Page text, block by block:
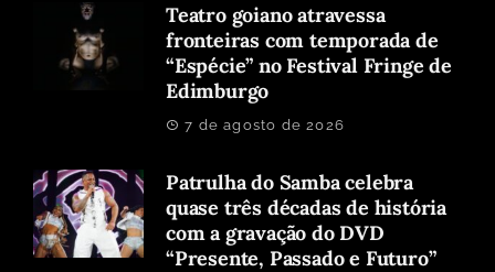
Teatro goiano atravessa
fronteiras com temporada de
“Espécie” no Festival Fringe de
Edimburgo
7 de agosto de 2026
Patrulha do Samba celebra
quase três décadas de história
com a gravação do DVD
“Presente, Passado e Futuro”